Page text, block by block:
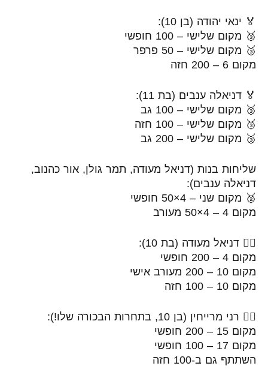
🏅 ינאי יהודה (בן 10):
🥉 מקום שלישי – 100 חופשי
🥉 מקום שלישי – 50 פרפר
מקום 6 – 200 חזה
🏅 דניאלה ענבים (בת 11):
🥉 מקום שלישי – 100 גב
🥉 מקום שלישי – 100 חזה
🥉 מקום שלישי – 200 גב
שליחות בנות (דניאל מעודה, תמר גולן, אור כהנוב,
דניאלה ענבים):
🥈 מקום שני – 4×50 חופשי
מקום 4 – 4×50 מעורב
🏊‍♀️ דניאל מעודה (בת 10):
מקום 4 – 200 חופשי
מקום 10 – 200 מעורב אישי
מקום 10 – 100 חזה
🏊‍♂️ רני מרייחין (בן 10, בתחרות הבכורה שלו!):
מקום 15 – 200 חופשי
מקום 17 – 100 חופשי
השתתף גם ב-100 חזה